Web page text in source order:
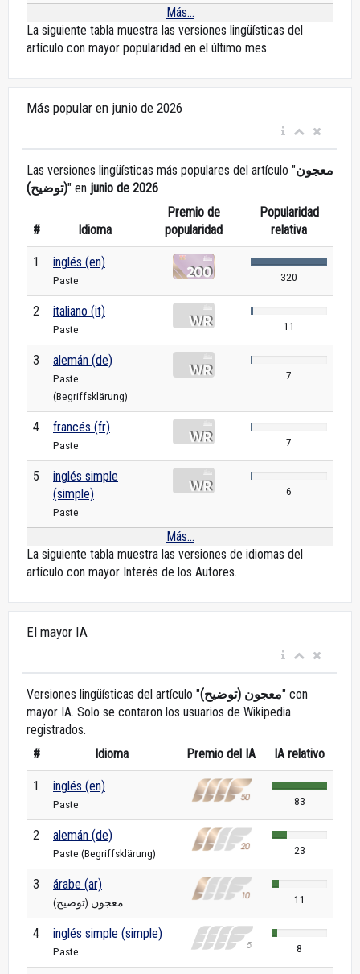
Más...
La siguiente tabla muestra las versiones lingüísticas del
artículo con mayor popularidad en el último mes.
Más popular en junio de 2026
Las versiones lingüísticas más populares del artículo "معجون
(توضيح)" en junio de 2026
# Idioma
Premio de
popularidad
Popularidad
relativa
1 inglés (en)
Paste 320
2 italiano (it)
Paste 11
3 alemán (de)
Paste
(Begriffsklärung)
7
4 francés (fr)
Paste 7
5
inglés simple
(simple)
Paste
6
Más...
La siguiente tabla muestra las versiones de idiomas del
artículo con mayor Interés de los Autores.
El mayor IA
Versiones lingüísticas del artículo "معجون (توضيح)" con
mayor IA. Solo se contaron los usuarios de Wikipedia
registrados.
#
Idioma Premio del IA IA relativo
1 inglés (en)
Paste 83
2 alemán (de)
Paste (Begriffsklärung) 23
3 árabe (ar)
معجون (توضيح) 11
4 inglés simple (simple)
Paste 8